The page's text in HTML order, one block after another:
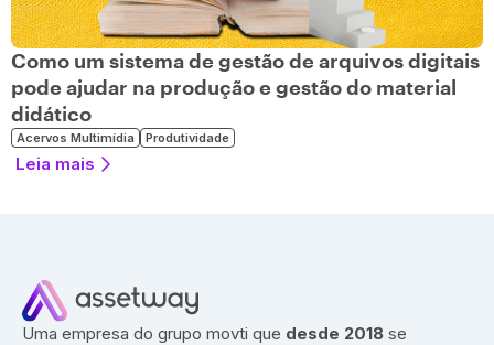
Como um sistema de gestão de arquivos digitais
pode ajudar na produção e gestão do material
didático
Acervos Multimídia Produtividade
Leia mais
Uma empresa do grupo movti que desde 2018 se